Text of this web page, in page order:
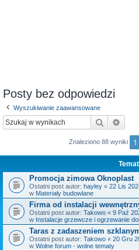
Posty bez odpowiedzi
Wyszukiwanie zaawansowane
Szukaj
Znaleziono 88 wyniki 1
Promocja zimowa Oknoplast
Ostatni post autor: hayley « 22 Lis
w Materiały budowlane
Firma od instalacji
Ostatni post autor: Takowo « 9 Paź
w Instalacje grzewcze i ogrzewanie
Taras z zadaszeniem
Ostatni post autor: Takowo « 20 Gru
w Wolne forum - wolne tematy